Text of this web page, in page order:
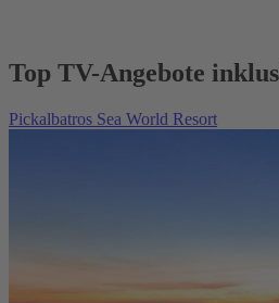
Top TV-Angebote
Pickalbatros Sea World Resort